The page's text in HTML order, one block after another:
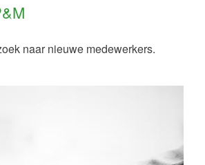
naar nieuwe medewerkers.